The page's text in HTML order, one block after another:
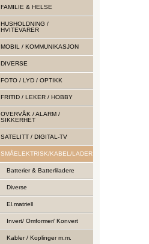
FAMILIE & HELSE
HUSHOLDNING /
HVITEVARER
MOBIL / KOMMUNIKASJON
DIVERSE
FOTO / LYD / OPTIKK
FRITID / LEKER / HOBBY
OVERVÅK / ALARM /
SIKKERHET
SATELITT / DIGITAL-TV
SMÅELEKTRISK/KABEL/LADER
Batterier & Batterliladere
Diverse
El.matriell
Invert/ Omformer/ Konvert
Kabler / Koplinger m.m.